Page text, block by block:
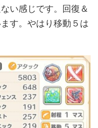
い感じです。回復＆
す。やはり移動５は